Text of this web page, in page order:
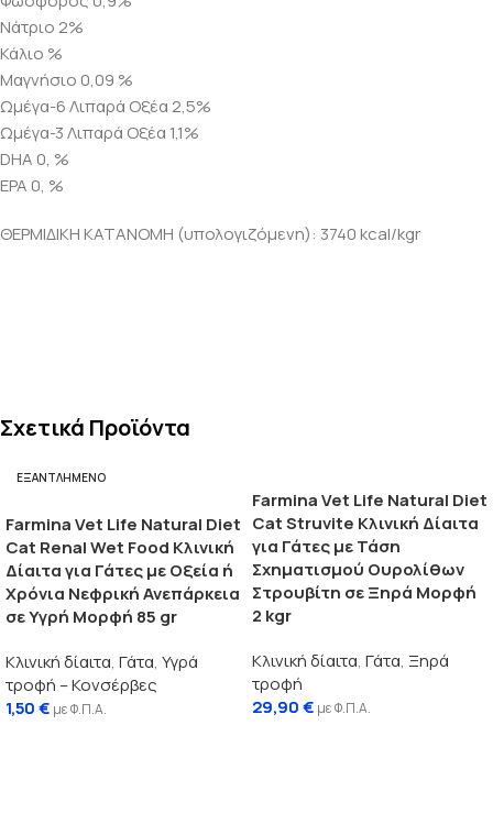
Νάτριο 2%
Κάλιο %
Μαγνήσιο 0,09 %
Ωμέγα-6 Λιπαρά Οξέα 2,5%
Ωμέγα-3 Λιπαρά Οξέα 1,1%
DHA 0, %
EPA 0, %
ΘΕΡΜΙΔΙΚΗ ΚΑΤΑΝΟΜΗ (υπολογιζόμενη): 3740 kcal/kgr
Σχετικά Προϊόντα
ΕΞΑΝΤΛΗΜΈΝΟ
Farmina Vet Life Natural Diet
Cat Renal Wet Food Κλινική
Δίαιτα για Γάτες με Οξεία ή
Χρόνια Νεφρική Ανεπάρκεια
σε Υγρή Μορφή 85 gr
Κλινική δίαιτα, Γάτα, Υγρά
τροφή – Κονσέρβες
1,50€ με Φ.Π.Α.
Farmina Vet Life Natural Diet
Cat Struvite Κλινική Δίαιτα
για Γάτες με Τάση
Σχηματισμού Ουρολίθων
Στρουβίτη σε Ξηρά Μορφή
2 kgr
Κλινική δίαιτα, Γάτα, Ξηρά
τροφή
29,90€ με Φ.Π.Α.